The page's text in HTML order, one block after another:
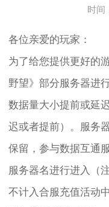
时间
各位亲爱的玩家：
为了给您提供更好的
野望》部分服务器进
数据量大小提前或延
迟或者提前）。服务
保留，参与数据互通
服务器名进行进入（
不计入合服充值活动中